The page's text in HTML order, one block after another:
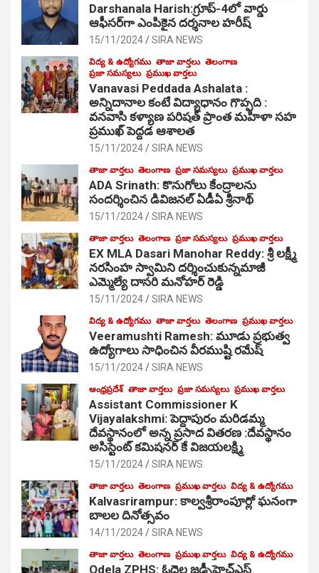
Darshanala Harish:గ్రూప్-4లో వార్డు
ఆఫీసర్‌గా ఎంపికైన దర్శనాల హరీష్
15/11/2024 SIRA NEWS
విద్య & ఉద్యోగము తాజా వార్తలు తెలంగాణ
ప్రజా సమస్యలు ప్రముఖ వార్తలు
Vanavasi Peddada Ashalata :
అన్నిదానాల కంటే విద్యాధానం గొప్పది :
వనవాసి కళ్యాణ పరిషత్ ప్రాంత మహిళా సహ
ప్రముఖ్ పెద్దడ ఆశాలత
15/11/2024 SIRA NEWS
తాజా వార్తలు తెలంగాణ ప్రజా సమస్యలు ప్రముఖ వార్తలు
ADA Srinath: కొనుగోలు కేంద్రాల‌ను
సంద‌ర్శించిన డివిజనల్ ఏడీఏ శ్రీనాథ్
15/11/2024 SIRA NEWS
తాజా వార్తలు తెలంగాణ ప్రజా సమస్యలు ప్రముఖ వార్తలు
EX MLA Dasari Manohar Reddy: శ్రీ లక్ష్మీ
నరసింహ స్వామిని దర్శించుకున్నమాజీ
ఎమ్మెల్యే దాసరి మనోహర్ రెడ్డి
15/11/2024 SIRA NEWS
విద్య & ఉద్యోగము తాజా వార్తలు తెలంగాణ ప్రముఖ వార్తలు
Veeramushti Ramesh: మూడు ప్రభుత్వ
ఉద్యోగాలు సాధించిన వీరముష్టి రమేష్
15/11/2024 SIRA NEWS
ఆంధ్రప్రదేశ్ తాజా వార్తలు ప్రజా సమస్యలు ప్రముఖ వార్తలు
Assistant Commissioner K
Vijayalakshmi: పెద్దాపురం మరిడమ్మ
దేవస్థానంలో అన్న ప్రసాద వితరణ :దేవస్థానం
అసిస్టెంట్ కమిషనర్ కే విజయలక్ష్మి
15/11/2024 SIRA NEWS
తాజా వార్తలు తెలంగాణ ప్రముఖ వార్తలు విద్య & ఉద్యోగము
Kalvasrirampur: కాల్వశ్రీరాంపూర్లో ఘనంగా
బాలల దినోత్సవం
14/11/2024 SIRA NEWS
తాజా వార్తలు తెలంగాణ ప్రముఖ వార్తలు విద్య & ఉద్యోగము
Odela ZPHS: ఓదెల జ‌డ్పీహెచ్ఎస్